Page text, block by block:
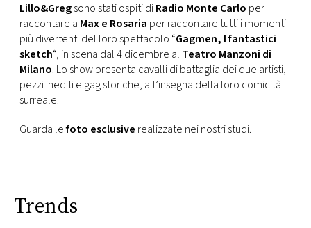
Lillo&Gregsono stati ospiti diRadio Monte Carlo per
raccontare a Max e Rosaria per raccontare tutti i momenti
più divertenti del loro spettacolo “Gagmen, I fantastici
sketch“, in scena dal 4 dicembre al Teatro Manzoni di
Milano. Lo show presenta cavalli di battaglia dei due artisti,
pezzi inediti e gag storiche, all’insegna della loro comicità
surreale.
Guarda lefoto esclusive realizzate nei nostri studi.
Trends